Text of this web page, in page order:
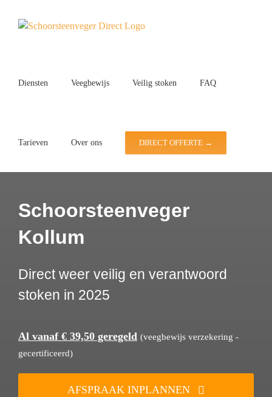
Diensten Veegbewijs Veilig stoken FAQ
Tarieven Over ons DIRECT OFFERTE →
Schoorsteenveger
Kollum
Direct weer veilig en verantwoord
stoken in 2025
Al vanaf € 39,50 geregeld (veegbewijs verzekering -
gecertificeerd)
AFSPRAAK INPLANNEN